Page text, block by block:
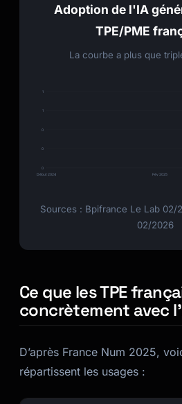
Adoption de l'IA
TPE/PME
La courbe a plus que
0
0
0
1
1
Début 2024 Fév 2025
Sources : Bpifrance Le Lab 02/
02/2026
Ce que les TPE
concrètement avec
D’après France Num 2025,
répartissent les usages :